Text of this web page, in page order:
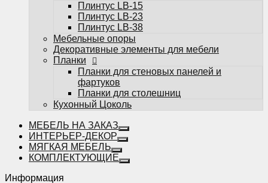
Избранное
Сравнение
Вы смотрели
Плинтус LB-15
Плинтус LB-23
Плинтус LB-38
Мебельные опоры
Декоративные элементы для мебели
Планки
Планки для стеновых панелей и
фартуков
Планки для столешниц
Кухонный Цоколь
МЕБЕЛЬ НА ЗАКАЗ
ИНТЕРЬЕР-ДЕКОР
МЯГКАЯ МЕБЕЛЬ
КОМПЛЕКТУЮЩИЕ
Информация